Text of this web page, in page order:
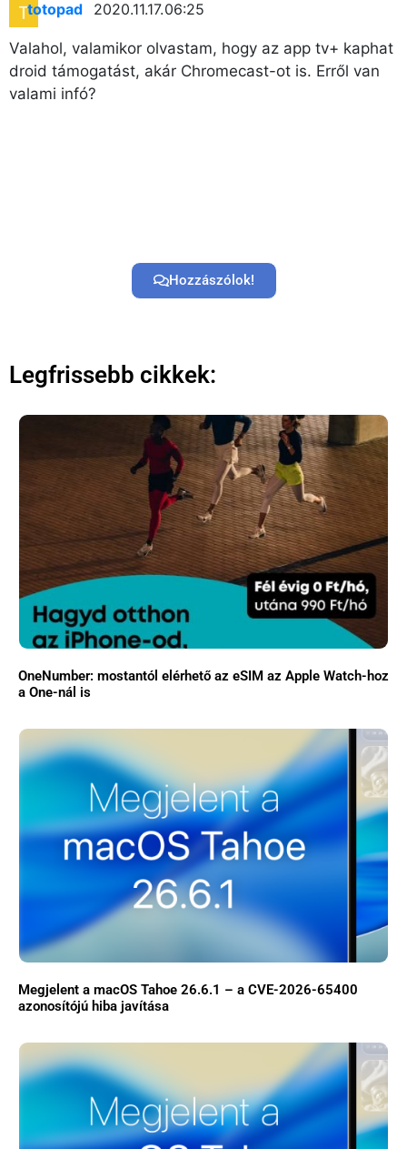
totopad 2020.11.17. 06:25
Valahol, valamikor olvastam, hogy az app tv+ kaphat
droid támogatást, akár Chromecast-ot is. Erről van
valami infó?
Hozzászólok!
Legfrissebb cikkek:
OneNumber: mostantól elérhető az eSIM az Apple Watch-hoz
a One-nál is
Megjelent a macOS Tahoe 26.6.1 – a CVE-2026-65400
azonosítójú hiba javítása